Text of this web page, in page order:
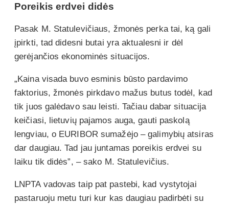
Poreikis erdvei didės
Pasak M. Statulevičiaus, žmonės perka tai, ką gali
įpirkti, tad didesni butai yra aktualesni ir dėl
gerėjančios ekonominės situacijos.
„Kaina visada buvo esminis būsto pardavimo
faktorius, žmonės pirkdavo mažus butus todėl, kad
tik juos galėdavo sau leisti. Tačiau dabar situacija
keičiasi, lietuvių pajamos auga, gauti paskolą
lengviau, o EURIBOR sumažėjo – galimybių atsiras
dar daugiau. Tad jau juntamas poreikis erdvei su
laiku tik didės”, – sako M. Statulevičius.
LNPTA vadovas taip pat pastebi, kad vystytojai
pastaruoju metu turi kur kas daugiau padirbėti su